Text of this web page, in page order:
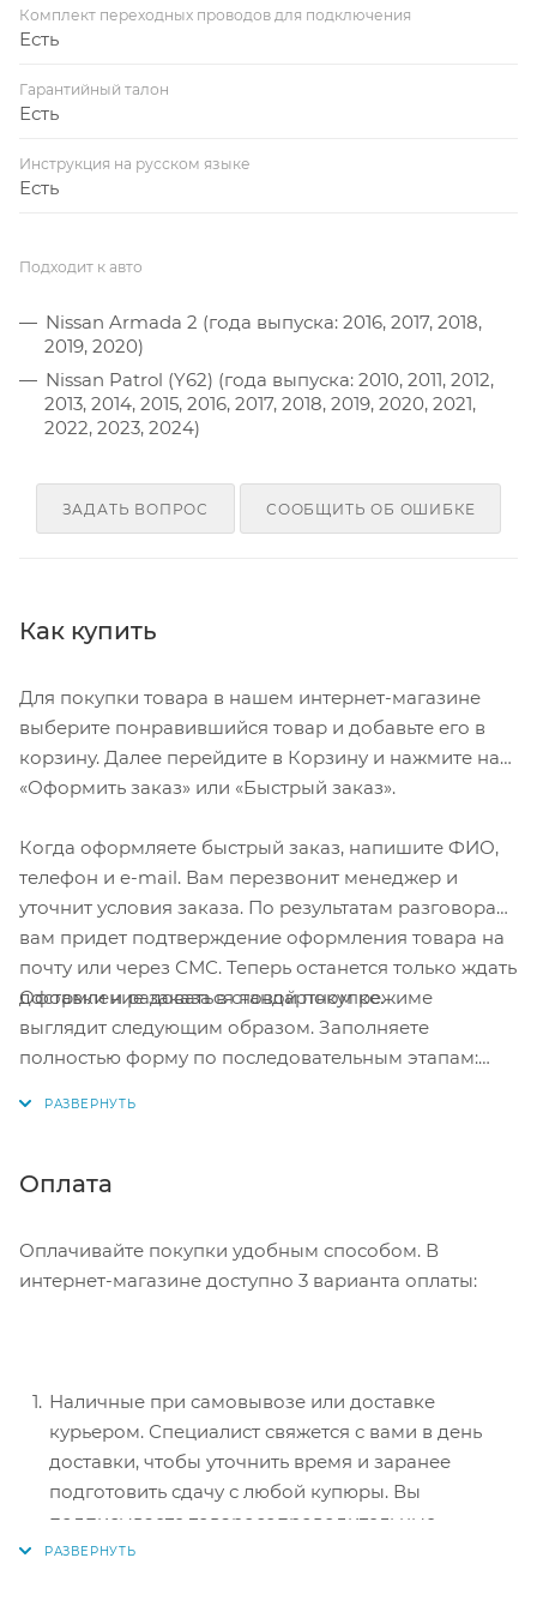
Комплект переходных проводов для подключения
Есть
Гарантийный талон
Есть
Инструкция на русском языке
Есть
Подходит к авто
Nissan Armada 2 (года выпуска: 2016, 2017, 2018,
2019, 2020)
Nissan Patrol (Y62) (года выпуска: 2010, 2011, 2012,
2013, 2014, 2015, 2016, 2017, 2018, 2019, 2020, 2021,
2022, 2023, 2024)
ЗАДАТЬ ВОПРОС СООБЩИТЬ ОБ ОШИБКЕ
Как купить
Для покупки товара в нашем интернет-магазине
выберите понравившийся товар и добавьте его в
корзину. Далее перейдите в Корзину и нажмите на
«Оформить заказ» или «Быстрый заказ».
Когда оформляете быстрый заказ, напишите ФИО,
телефон и e-mail. Вам перезвонит менеджер и
уточнит условия заказа. По результатам разговора
вам придет подтверждение оформления товара на
почту или через СМС. Теперь останется только ждать
доставки и радоваться новой покупке.
Оформление заказа в стандартном режиме
выглядит следующим образом. Заполняете
полностью форму по последовательным этапам:
Нажмите кнопку «Оформить заказ».
Оплата
Оплачивайте покупки удобным способом. В
интернет-магазине доступно 3 варианта оплаты:
Наличные при самовывозе или доставке
курьером. Специалист свяжется с вами в день
доставки, чтобы уточнить время и заранее
подготовить сдачу с любой купюры. Вы
подписываете товаросопроводительные
документы, вносите денежные средства,